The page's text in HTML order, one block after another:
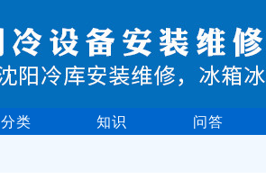
分类 知识 问答